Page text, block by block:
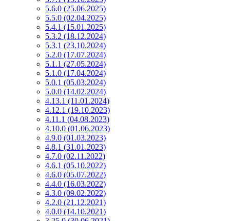
5.6.0 (25.06.2025)
5.5.0 (02.04.2025)
5.4.1 (15.01.2025)
5.3.2 (18.12.2024)
5.3.1 (23.10.2024)
5.2.0 (17.07.2024)
5.1.1 (27.05.2024)
5.1.0 (17.04.2024)
5.0.1 (05.03.2024)
5.0.0 (14.02.2024)
4.13.1 (11.01.2024)
4.12.1 (19.10.2023)
4.11.1 (04.08.2023)
4.10.0 (01.06.2023)
4.9.0 (01.03.2023)
4.8.1 (31.01.2023)
4.7.0 (02.11.2022)
4.6.1 (05.10.2022)
4.6.0 (05.07.2022)
4.4.0 (16.03.2022)
4.3.0 (09.02.2022)
4.2.0 (21.12.2021)
4.0.0 (14.10.2021)